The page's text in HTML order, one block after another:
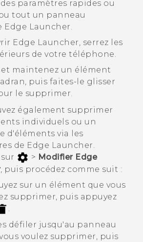
paramètres rapides ou
tout un panneau
Edge Launcher.
Edge Launcher, serrez les
de votre téléphone.
et maintenez un élément
puis faites-le glisser
le supprimer.
également supprimer
individuels ou un
d'éléments via les
de Edge Launcher
> Modifier Edge
, puis procédez comme suit :
sur un élément que vous
supprimer, puis appuyez
.
défiler jusqu'au panneau
voulez supprimer, puis